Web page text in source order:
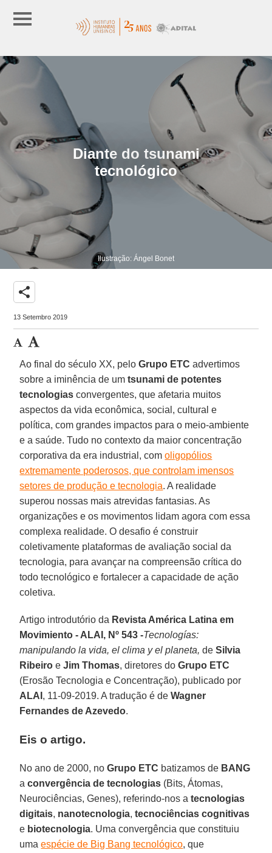
Diante do tsunami
tecnológico
Ilustração: Ángel Bonet
share
13 Setembro 2019
Ao final do século XX, peloGrupo ETC advertimos
sobre a iminência de umtsunami de potentes
tecnologias convergentes, que afetaria muitos
aspectos da vida econômica, social, cultural e
política, com grandes impactos para o meio-ambiente
e a saúde. Tudo no contexto da maior concentração
corporativa da era industrial, comoligopólios
extremamente poderosos, que controlam imensos
setores de produção e tecnologia. A realidade
superou nossas mais atrevidas fantasias. As
organizações e os movimentos lidam agora com essa
complexa realidade. O desafio é construir
coletivamente plataformas de avaliação social da
tecnologia, para avançar na compreensão crítica do
todo tecnológico e fortalecer a capacidade de ação
coletiva.
Artigo introdutório da Revista América Latina em
Movimiento - ALAI, Nº 543 -Tecnologías:
manipulando la vida, el clima y el planeta, deSilvia
Ribeiro eJim Thomas, diretores doGrupo ETC
(Erosão Tecnologia e Concentração), publicado por
ALAI , 11-09-2019. A tradução é deWagner
Fernandes de Azevedo.
Eis o artigo.
No ano de 2000, noGrupo ETC batizamos de BANG
aconvergência de tecnologias (Bits, Átomas,
Neurociências, Genes), referindo-nos atecnologias
digitais, nanotecnologia,tecnociências cognitivas
e biotecnologia. Uma convergência que constituiu
umaespécie de Big Bang tecnológico, que